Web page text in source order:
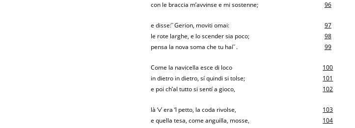
con le braccia m’avvinse e mi sostenne;
96
e disse: ́ ́Gerion, moviti omai: 97
le rote larghe, e lo scender sia poco;
98
pensa la nova soma che tu hai ́ ́.
99
Come la navicella esce di loco 100
in dietro in dietro, sí quindi si tolse;
101
e poi ch’al tutto si sentí a gioco,
102
là ‘v’ era ‘l petto, la coda rivolse, 103
e quella tesa, come anguilla, mosse,
104